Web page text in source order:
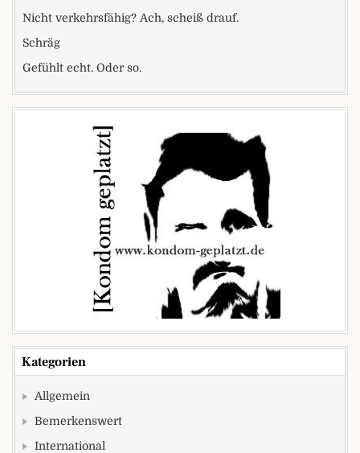
Nicht verkehrsfähig? Ach, scheiß drauf.
Schräg
Gefühlt echt. Oder so.
Kategorien
Allgemein
Bemerkenswert
International